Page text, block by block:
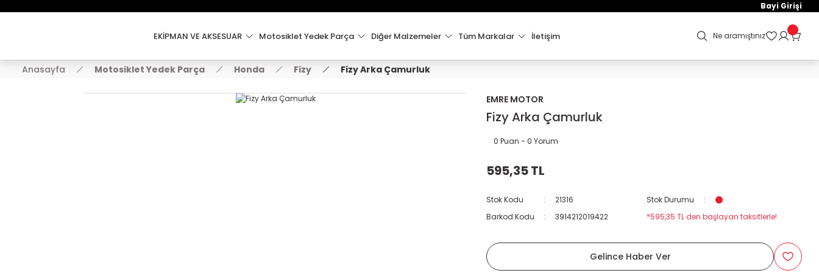
2000 TL VE ÜZERİ KARGO ÜCRETSİZ !
Bayi Girişi
EKİPMAN VE AKSESUAR Motosiklet Yedek Parça Diğer Malzemeler Tüm Markalar İletişim Ne aramıştınız
Anasayfa Motosiklet Yedek Parça Honda Fizy Fizy Arka Çamurluk
EMRE MOTOR
Fizy Arka Çamurluk
0 Puan - 0 Yorum
595,35 TL
Stok Kodu 21316
Stok Durumu
Barkod Kodu
3914212019422 *595,35 TL den başlayan taksitlerle!
Gelince Haber Ver